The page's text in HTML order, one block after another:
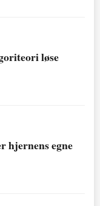
løse
hjernens egne